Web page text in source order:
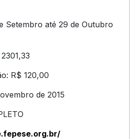
Setembro até 29 de Outubro
R$ 120,00
de 2015